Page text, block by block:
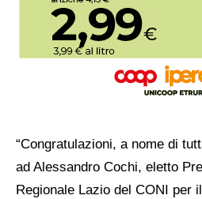
“Congratulazioni, a nome di
ad Alessandro Cochi, eletto
Regionale Lazio del CONI per